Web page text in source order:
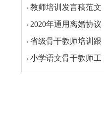
文教师培训发言稿范文
2020年通用离婚协议
书范本
省级骨干教师培训跟
岗学习总结范文
小学语文骨干教师工